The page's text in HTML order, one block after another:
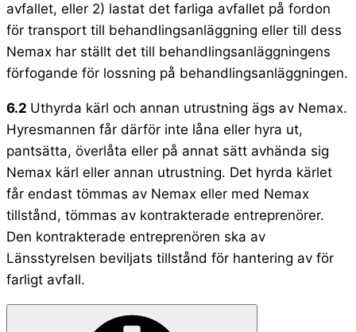
avfallet, eller 2) lastat det farliga avfallet på fordon
för transport till behandlingsanläggning eller till dess
Nemax har ställt det till behandlingsanläggningens
förfogande för lossning på behandlingsanläggningen.
6.2 Uthyrda kärl och annan utrustning ägs av Nemax.
Hyresmannen får därför inte låna eller hyra ut,
pantsätta, överlåta eller på annat sätt avhända sig
Nemax kärl eller annan utrustning. Det hyrda kärlet
får endast tömmas av Nemax eller med Nemax
tillstånd, tömmas av kontrakterade entreprenörer.
Den kontrakterade entreprenören ska av
Länsstyrelsen beviljats tillstånd för hantering av för
farligt avfall.